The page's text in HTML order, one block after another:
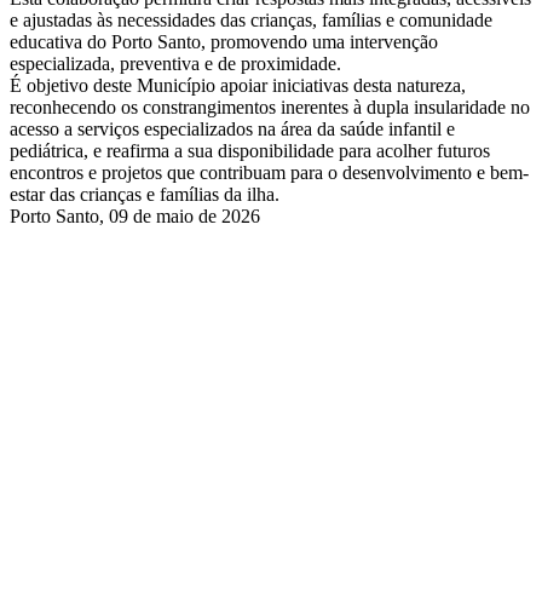
e ajustadas às necessidades das crianças, famílias e comunidade
educativa do Porto Santo, promovendo uma intervenção
especializada, preventiva e de proximidade.
É objetivo deste Município apoiar iniciativas desta natureza,
reconhecendo os constrangimentos inerentes à dupla insularidade no
acesso a serviços especializados na área da saúde infantil e
pediátrica, e reafirma a sua disponibilidade para acolher futuros
encontros e projetos que contribuam para o desenvolvimento e bem-
estar das crianças e famílias da ilha.
Porto Santo, 09 de maio de 2026